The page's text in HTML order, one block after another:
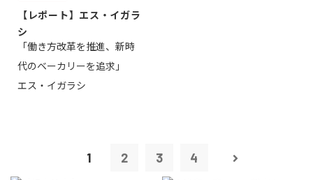
【レポート】エス・イガラ
シ
「働き方改革を推進、新時
代のベーカリーを追求」
エス・イガラシ
1 2 3 4